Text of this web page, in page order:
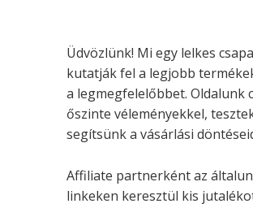
Üdvözlünk! Mi egy lelkes
kutatják fel a legjobb
a legmegfelelőbbet. Oldalunk
őszinte véleményekkel,
segítsünk a vásárlási
Affiliate partnerként az
linkeken keresztül kis